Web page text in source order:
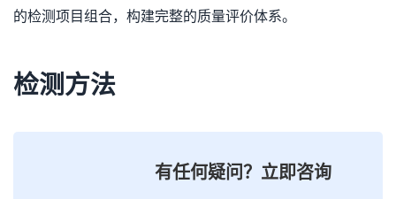
的检测项目组合，构建完整的质量评价体系。
检测方法
有任何疑问？立即咨询